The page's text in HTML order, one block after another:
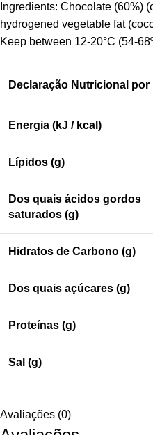
Ingredients: Chocolate (60%)
hydrogened vegetable fat
Keep between 12-20°C (54-
Declaração Nutricional por
Energia (kJ / kcal)
Lípidos (g)
Dos quais ácidos gordos
saturados (g)
Hidratos de Carbono (g)
Dos quais açúcares (g)
Proteínas (g)
Sal (g)
Avaliações (0)